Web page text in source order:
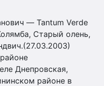
— Tantum Verde
Старый олень,
Днепровская,
районе в